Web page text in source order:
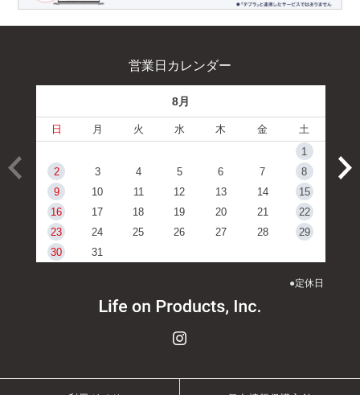
営業日カレンダー
8月
日 月 火 水 木 金
土
1
2
3 4 5 6 7
8
9
10 11 12 13 14
15
16
17 18 19 20 21
22
23
24 25 26 27 28
29
30
31
●定休日